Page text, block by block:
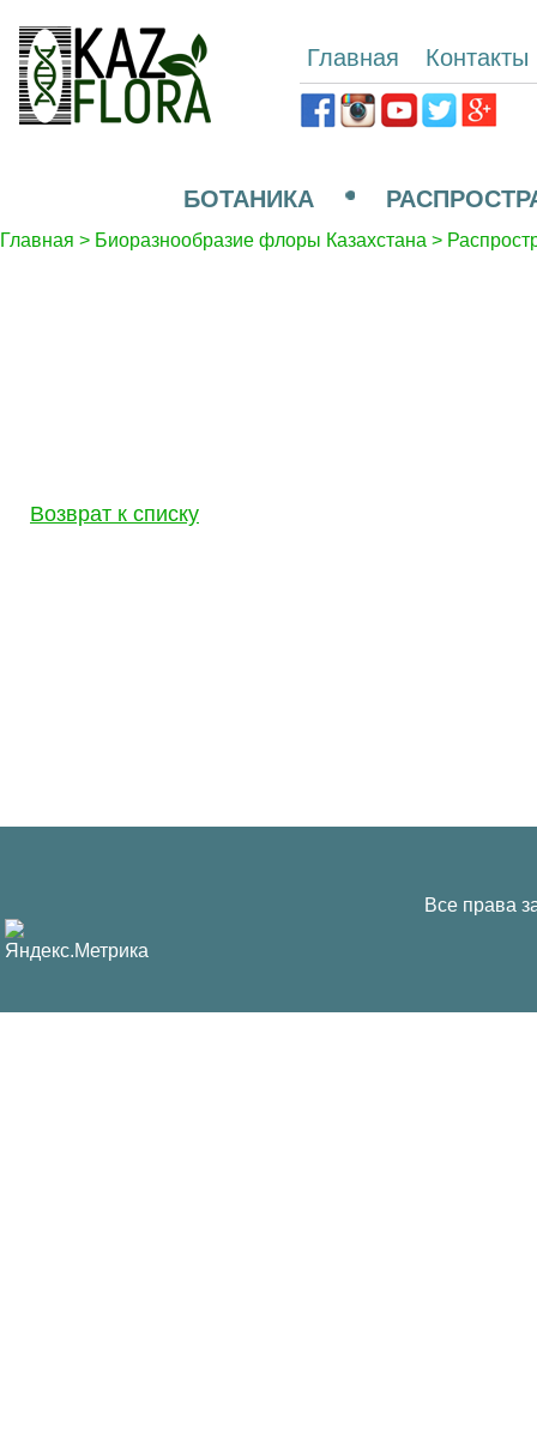
Главная Контакты
БОТАНИКА
Главная > Биоразнообразие флоры Казахстана >
Возврат к списку
Все права